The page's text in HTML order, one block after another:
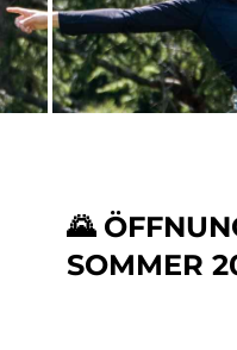
🌄
SOMMER
FOX